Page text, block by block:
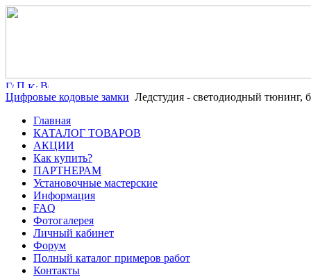
Цифровые кодовые замки Ледстудия - светодиодный тюнинг,
Главная
КАТАЛОГ ТОВАРОВ
АКЦИИ
Как купить?
ПАРТНЕРАМ
Установочные мастерские
Информация
FAQ
Фотогалерея
Личный кабинет
Форум
Полный каталог примеров работ
Контакты